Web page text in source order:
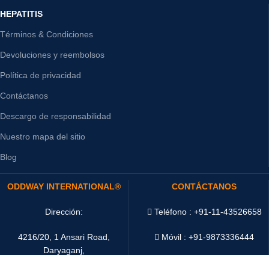
HEPATITIS
Términos & Condiciones
Devoluciones y reembolsos
Política de privacidad
Contáctanos
Descargo de responsabilidad
Nuestro mapa del sitio
Blog
ODDWAY INTERNATIONAL®
Dirección:
4216/20, 1 Ansari Road,
Daryaganj,
CONTÁCTANOS
Teléfono : +91-11-43526658
Móvil : +91-9873336444